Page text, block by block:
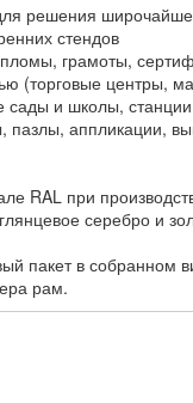
решения
стендов
грамоты,
центры,
сады и школы,
аппликации,
RAL при
серебро и
пакет в собранном
рам.